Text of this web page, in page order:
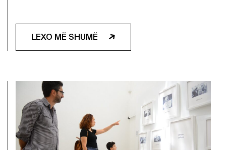
LEXO MË SHUMË